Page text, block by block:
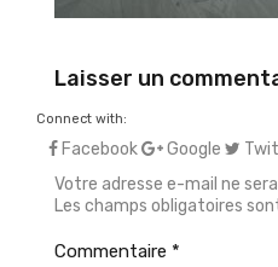
Laisser un
Connect with:
Facebook Google
Votre adresse e-mail ne
Les champs obligatoires
Commentaire *